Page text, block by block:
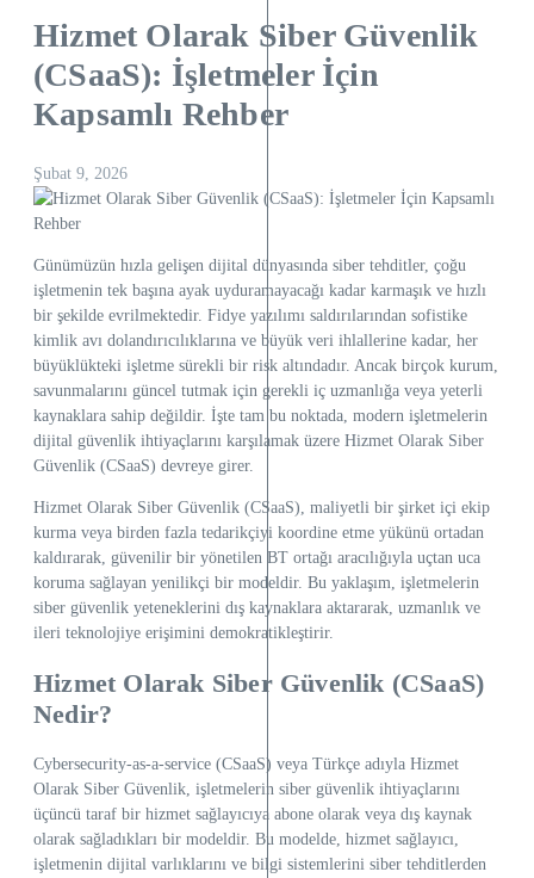
Hizmet Olarak Siber Güvenlik
(CSaaS): İşletmeler İçin
Kapsamlı Rehber
Şubat 9, 2026
Günümüzün hızla gelişen dijital dünyasında siber tehditler, çoğu
işletmenin tek başına ayak uyduramayacağı kadar karmaşık ve hızlı
bir şekilde evrilmektedir. Fidye yazılımı saldırılarından sofistike
kimlik avı dolandırıcılıklarına ve büyük veri ihlallerine kadar, her
büyüklükteki işletme sürekli bir risk altındadır. Ancak birçok kurum,
savunmalarını güncel tutmak için gerekli iç uzmanlığa veya yeterli
kaynaklara sahip değildir. İşte tam bu noktada, modern işletmelerin
dijital güvenlik ihtiyaçlarını karşılamak üzere Hizmet Olarak Siber
Güvenlik (CSaaS) devreye girer.
Hizmet Olarak Siber Güvenlik (CSaaS), maliyetli bir şirket içi ekip
kurma veya birden fazla tedarikçiyi koordine etme yükünü ortadan
kaldırarak, güvenilir bir yönetilen BT ortağı aracılığıyla uçtan uca
koruma sağlayan yenilikçi bir modeldir. Bu yaklaşım, işletmelerin
siber güvenlik yeteneklerini dış kaynaklara aktararak, uzmanlık ve
ileri teknolojiye erişimini demokratikleştirir.
Hizmet Olarak Siber Güvenlik (CSaaS)
Nedir?
Cybersecurity-as-a-service (CSaaS) veya Türkçe adıyla Hizmet
Olarak Siber Güvenlik, işletmelerin siber güvenlik ihtiyaçlarını
üçüncü taraf bir hizmet sağlayıcıya abone olarak veya dış kaynak
olarak sağladıkları bir modeldir. Bu modelde, hizmet sağlayıcı,
işletmenin dijital varlıklarını ve bilgi sistemlerini siber tehditlerden